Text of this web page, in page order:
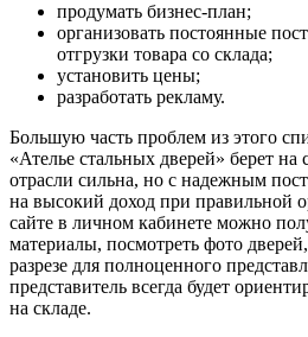
продумать бизнес-план;
организовать постоянные
отгрузки товара со склада;
установить цены;
разработать рекламу.
Большую часть проблем из этого
«Ателье стальных дверей» берет на
отрасли сильна, но с надежным
на высокий доход при правильной
сайте в личном кабинете можно
материалы, посмотреть фото
разрезе для полноценного
представитель всегда будет
на складе.